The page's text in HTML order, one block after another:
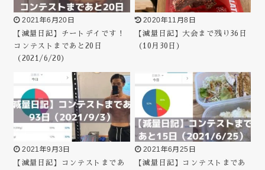
2021年6月20日
【減量日記】チートデイです！
コンテストまであと20日
（2021/6/20）
2020年11月8日
【減量日記】大会まで残り36日
（10月30日）
2021年9月3日
【減量日記】コンテストまであ
2021年6月25日
【減量日記】コンテストまであ